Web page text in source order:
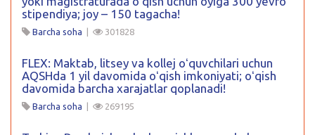
stipendiya; joy – 150 tagacha!
Barcha soha 301828
FLEX: Maktab, litsey va kollej oʻquvchilari uchun
AQSHda 1 yil davomida oʻqish imkoniyati; oʻqish
davomida barcha xarajatlar qoplanadi!
Barcha soha 269195